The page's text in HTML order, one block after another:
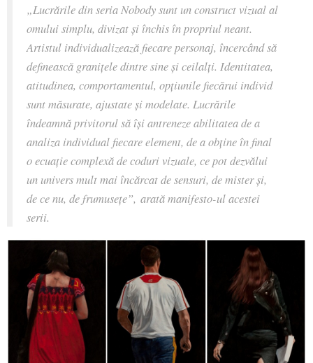
„Lucrările din seria Nobody sunt un construct vizual al
omului simplu, divizat și închis în propriul neant.
Artistul individualizează fiecare personaj, încercând să
definească granițele dintre sine și ceilalți. Identitatea,
atitudinea, comportamentul, opțiunile fiecărui individ
sunt măsurate, ajustate și modelate. Lucrările
îndeamnă privitorul să își antreneze abilitatea de a
analiza individual fiecare element, de a obține în final
o ecuație complexă de coduri vizuale, ce pot dezvălui
un univers mult mai încărcat de sensuri, de mister și,
de ce nu, de frumusețe”, arată manifesto-ul acestei
serii.